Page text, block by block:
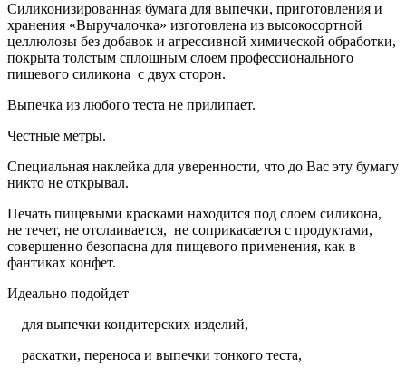
Силиконизированная бумага для выпечки, приготовления и
хранения «Выручалочка» изготовлена из высокосортной
целлюлозы без добавок и агрессивной химической обработки,
покрыта толстым сплошным слоем профессионального
пищевого силикона с двух сторон.
Выпечка из любого теста не прилипает.
Честные метры.
Специальная наклейка для уверенности, что до Вас эту бумагу
никто не открывал.
Печать пищевыми красками находится под слоем силикона,
не течет, не отслаивается, не соприкасается с продуктами,
совершенно безопасна для пищевого применения, как в
фантиках конфет.
Идеально подойдет
для выпечки кондитерских изделий,
раскатки, переноса и выпечки тонкого теста,